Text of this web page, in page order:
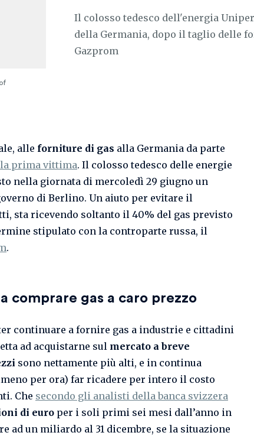
Il colosso tedesco dell'energia
della Germania, dopo il taglio delle
Gazprom
alle forniture di gas alla Germania da parte
prima vittima. Il colosso tedesco delle energie
nella giornata di mercoledì 29 giugno un
di Berlino. Un aiuto per evitare il
sta ricevendo soltanto il 40% del gas previsto
stipulato con la controparte russa, il
.
comprare gas a caro prezzo
continuare a fornire gas a industrie e cittadini
ad acquistarne sul mercato a breve
sono nettamente più alti, e in continua
per ora) far ricadere per intero il costo
Che secondo gli analisti della banca svizzera
di euro per i soli primi sei mesi dall’anno in
ad un miliardo al 31 dicembre, se la situazione